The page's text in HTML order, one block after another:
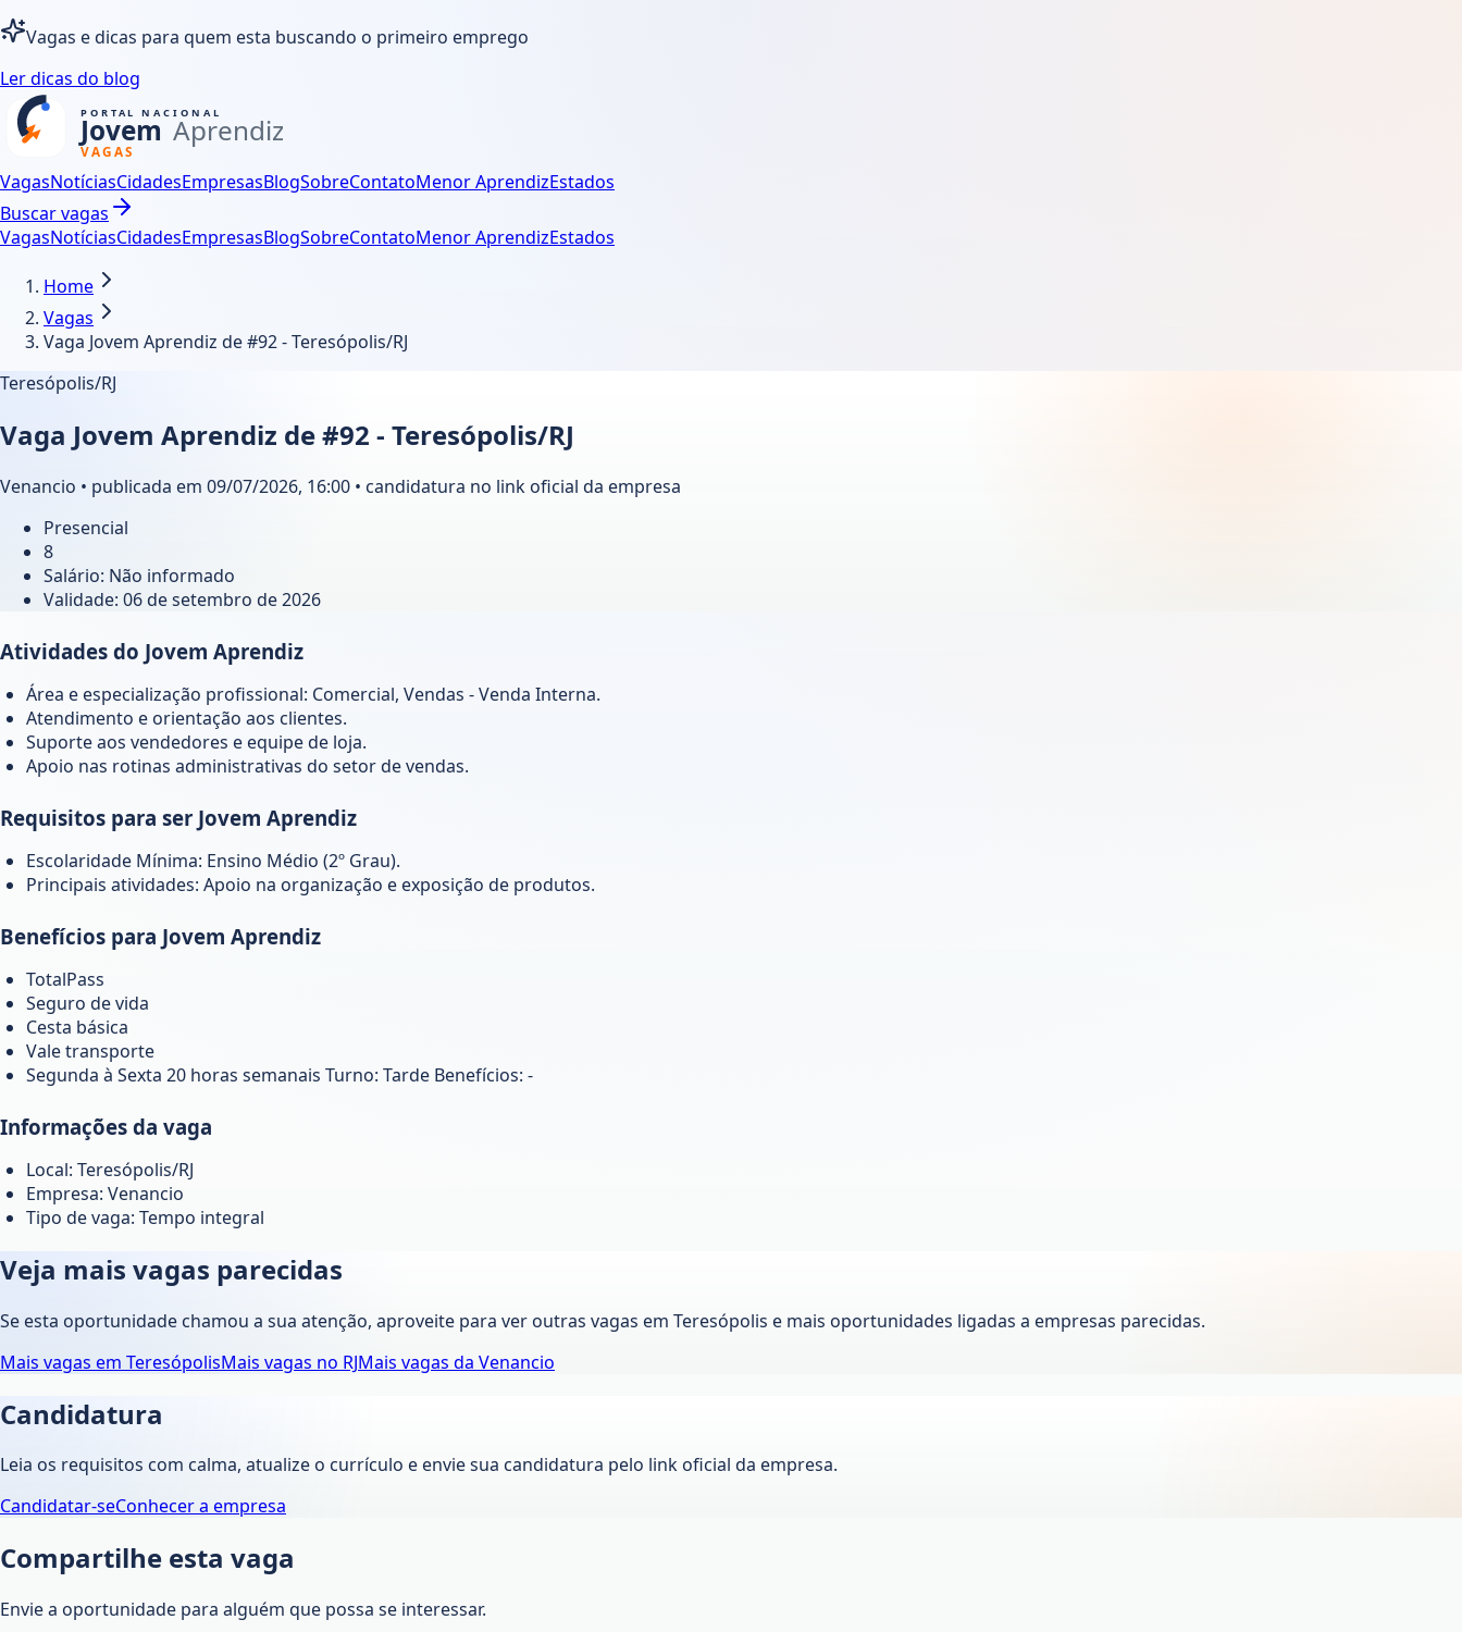
Vagas e dicas para quem esta buscando o primeiro emprego
Ler dicas do blog
VagasNotíciasCidadesEmpresasBlogSobreContatoMenor AprendizEstados
Buscar vagas
VagasNotíciasCidadesEmpresasBlogSobreContatoMenor AprendizEstados
Home
Vagas
Vaga Jovem Aprendiz de #92 - Teresópolis/RJ
Teresópolis/RJ
Vaga Jovem Aprendiz de #92 - Teresópolis/RJ
Venancio • publicada em 09/07/2026, 16:00 • candidatura no link oficial da empresa
Presencial
8
Salário: Não informado
Validade: 06 de setembro de 2026
Atividades do Jovem Aprendiz
Área e especialização profissional: Comercial, Vendas - Venda Interna.
Atendimento e orientação aos clientes.
Suporte aos vendedores e equipe de loja.
Apoio nas rotinas administrativas do setor de vendas.
Requisitos para ser Jovem Aprendiz
Escolaridade Mínima: Ensino Médio (2º Grau).
Principais atividades: Apoio na organização e exposição de produtos.
Benefícios para Jovem Aprendiz
TotalPass
Seguro de vida
Cesta básica
Vale transporte
Segunda à Sexta 20 horas semanais Turno: Tarde Benefícios: -
Informações da vaga
Local: Teresópolis/RJ
Empresa: Venancio
Tipo de vaga: Tempo integral
Veja mais vagas parecidas
Se esta oportunidade chamou a sua atenção, aproveite para ver outras vagas em Teresópolis e mais oportunidades ligadas a empresas parecidas.
Mais vagas em TeresópolisMais vagas no RJMais vagas da Venancio
Candidatura
Leia os requisitos com calma, atualize o currículo e envie sua candidatura pelo link oficial da empresa.
Candidatar-seConhecer a empresa
Compartilhe esta vaga
Envie a oportunidade para alguém que possa se interessar.